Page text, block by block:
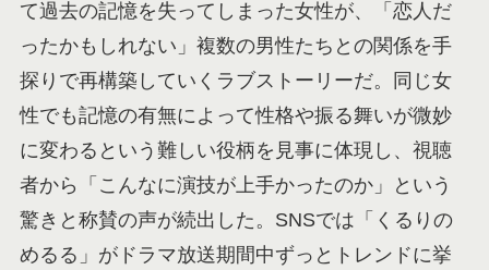
て過去の記憶を失ってしまった女性が、「恋人だ
ったかもしれない」複数の男性たちとの関係を手
探りで再構築していくラブストーリーだ。同じ女
性でも記憶の有無によって性格や振る舞いが微妙
に変わるという難しい役柄を見事に体現し、視聴
者から「こんなに演技が上手かったのか」という
驚きと称賛の声が続出した。SNSでは「くるりの
めるる」がドラマ放送期間中ずっとトレンドに挙